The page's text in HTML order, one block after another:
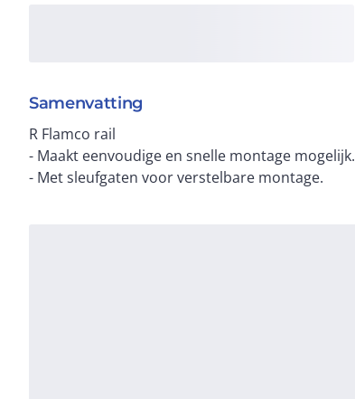
Samenvatting
R Flamco rail
- Maakt eenvoudige en snelle montage mogelijk.
- Met sleufgaten voor verstelbare montage.